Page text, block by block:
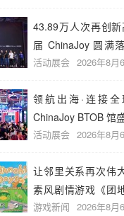
43.89万人次再创
届 ChinaJoy 圆满
有你，共赴这场“与
活动展会 2026年8月
领航出海·连接全
ChinaJoy BTOB 馆
活动展会 2026年8月
让邻里关系再次伟
素风剧情游戏《团
档10月30日发售
游戏新闻 2026年8月